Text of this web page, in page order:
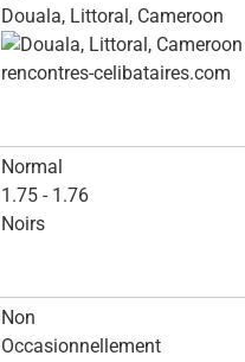
Douala, Littoral, Cameroon
Normal
1.75 - 1.76
Noirs
Non
Occasionnellement